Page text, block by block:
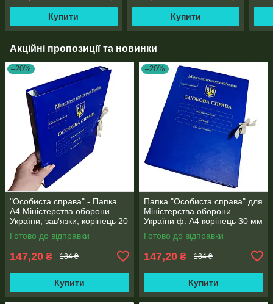
Купити Купити
Акційні пропозиції та новинки
–20%
"Особиста справа" - Папка
А4 Міністерства оборони
України, зав'язки, корінець 20
мм, глянець PP-покриття
Готово до відправки
147,20 ₴ 184 ₴
Купити
–20%
Папка "Особиста справа" для
Міністерства оборони
України ф. А4 корінець 30 мм
PP-матове покриття
Готово до відправки
147,20 ₴ 184 ₴
Купити